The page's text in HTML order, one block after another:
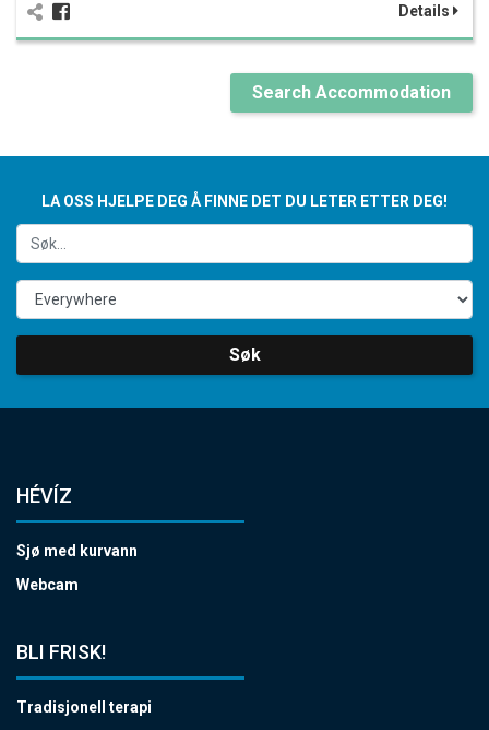
Details
Search Accommodation
LA OSS HJELPE DEG Å FINNE DET DU LETER ETTER DEG!
Søk
HÉVÍZ
Sjø med kurvann
Webcam
BLI FRISK!
Tradisjonell terapi